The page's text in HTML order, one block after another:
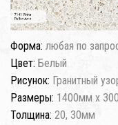
Форма: любая по
Цвет: Белый
Рисунок: Гранитный
Размеры: 1400мм x
Толщина: 20, 30мм